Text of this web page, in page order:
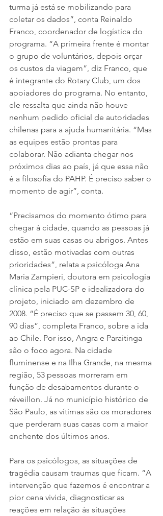
turma já está se mobilizando para
coletar os dados”, conta Reinaldo
Franco, coordenador de logística do
programa. “A primeira frente é montar
o grupo de voluntários, depois orçar
os custos da viagem”, diz Franco, que
é integrante do Rotary Club, um dos
apoiadores do programa. No entanto,
ele ressalta que ainda não houve
nenhum pedido oficial de autoridades
chilenas para a ajuda humanitária. “Mas
as equipes estão prontas para
colaborar. Não adianta chegar nos
próximos dias ao país, já que essa não
é a filosofia do PAHP. É preciso saber o
momento de agir”, conta.
“Precisamos do momento ótimo para
chegar à cidade, quando as pessoas já
estão em suas casas ou abrigos. Antes
disso, estão motivadas com outras
prioridades”, relata a psicóloga Ana
Maria Zampieri, doutora em psicologia
clínica pela PUC-SP e idealizadora do
projeto, iniciado em dezembro de
2008. “É preciso que se passem 30, 60,
90 dias”, completa Franco, sobre a ida
ao Chile. Por isso, Angra e Paraitinga
são o foco agora. Na cidade
fluminense e na Ilha Grande, na mesma
região, 53 pessoas morreram em
função de desabamentos durante o
réveillon. Já no município histórico de
São Paulo, as vítimas são os moradores
que perderam suas casas com a maior
enchente dos últimos anos.
Para os psicólogos, as situações de
tragédia causam traumas que ficam. “A
intervenção que fazemos é encontrar a
pior cena vivida, diagnosticar as
reações em relação às situações